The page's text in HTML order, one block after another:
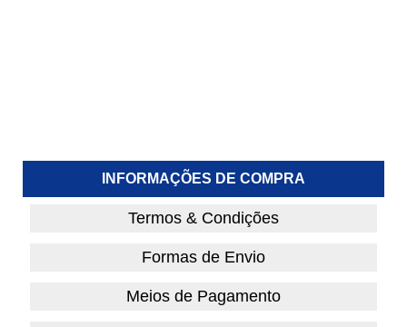
INFORMAÇÕES DE COMPRA
Termos & Condições
Formas de Envio
Meios de Pagamento